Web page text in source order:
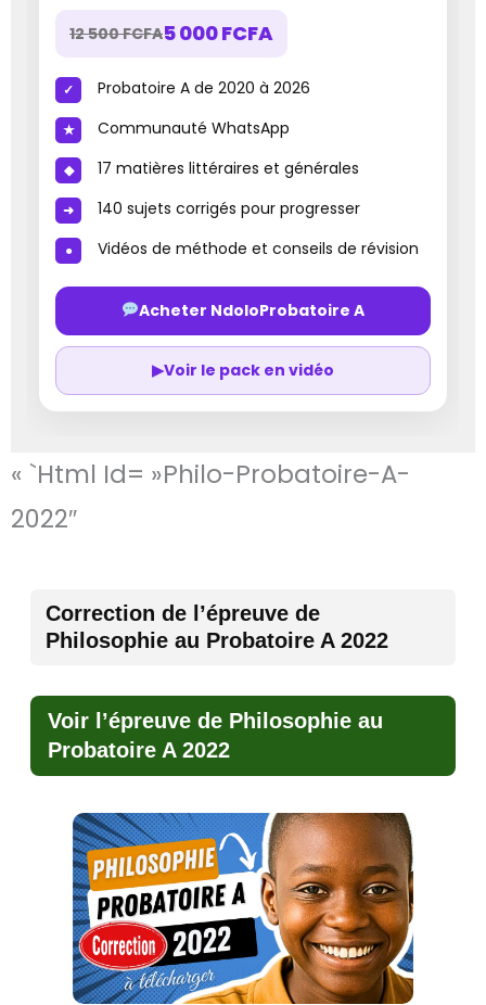
12 500 FCFA5 000 FCFA
Probatoire A de 2020 à 2026
Communauté WhatsApp
17 matières littéraires et générales
140 sujets corrigés pour progresser
Vidéos de méthode et conseils de révision
Acheter NdoloProbatoire A
▶Voir le pack en vidéo
« `html Id= »philo-Probatoire-A-
2022″
Correction de l’épreuve de
Philosophie au Probatoire A 2022
Voir l’épreuve de Philosophie au
Probatoire A 2022